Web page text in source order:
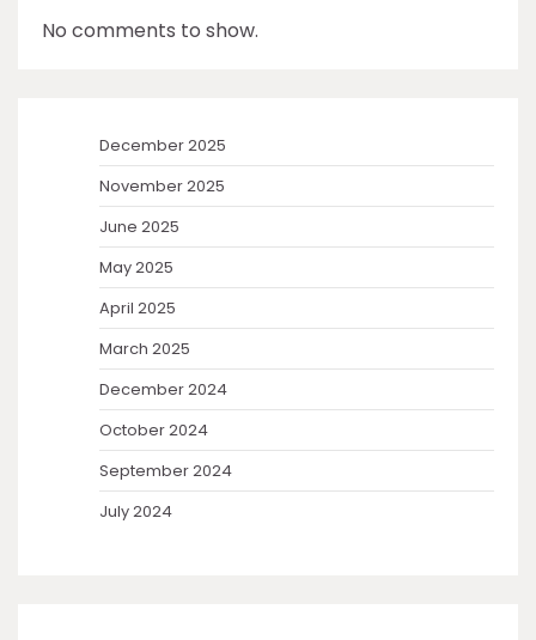
No comments to show.
December 2025
November 2025
June 2025
May 2025
April 2025
March 2025
December 2024
October 2024
September 2024
July 2024